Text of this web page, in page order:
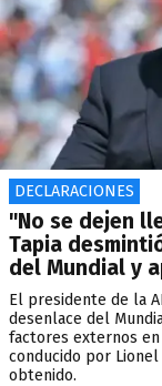
DECLARACIONES
"No se dejen
Tapia
del Mundial y
El presidente de la
desenlace del
factores externos
conducido por
obtenido.